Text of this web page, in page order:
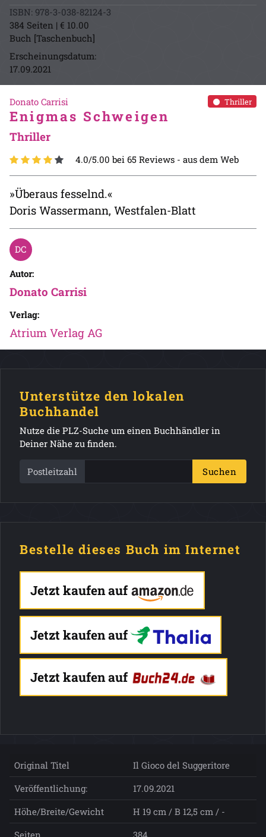
ISBN: 978-3-038-82124-3
384 Seiten | € 10.00
Buch [Taschenbuch]
Erscheinungsdatum:
17.09.2021
Thriller
Donato Carrisi
Enigmas Schweigen
Thriller
4.0/5.00 bei 65 Reviews - aus dem Web
»Überaus fesselnd.«
Doris Wassermann, Westfalen-Blatt
Autor:
Donato Carrisi
Verlag:
Atrium Verlag AG
Unterstütze den lokalen
Buchhandel
Nutze die PLZ-Suche um einen Buchhändler in
Deiner Nähe zu finden.
Postleitzahl Suchen
Bestelle dieses Buch im Internet
Jetzt kaufen auf
Jetzt kaufen auf
Jetzt kaufen auf
Original Titel
Il Gioco del Suggeritore
Veröffentlichung:
17.09.2021
Höhe/Breite/Gewicht
H 19 cm / B 12,5 cm / -